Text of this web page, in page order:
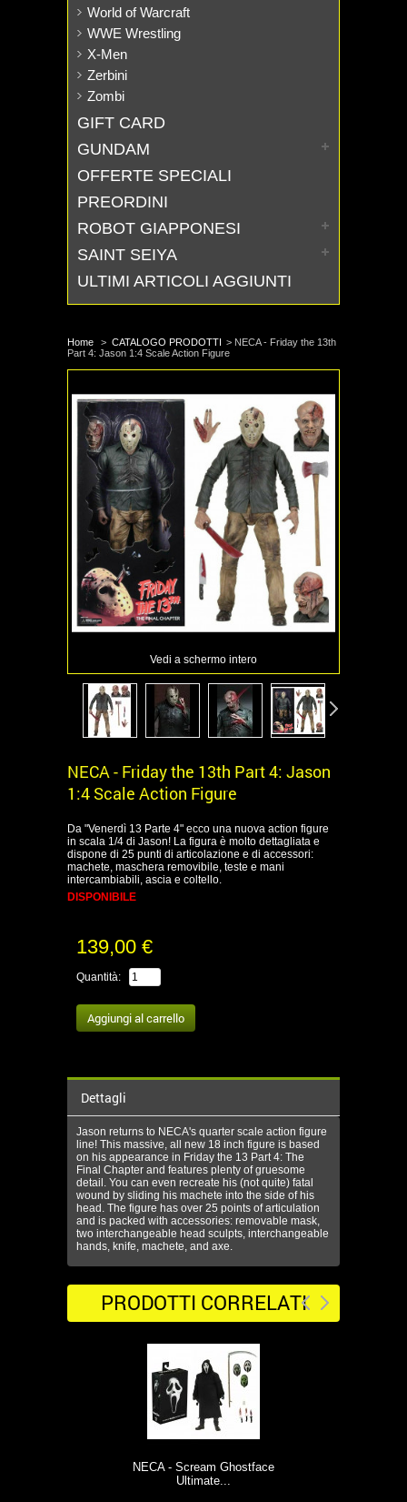
World of Warcraft
WWE Wrestling
X-Men
Zerbini
Zombi
GIFT CARD
GUNDAM
OFFERTE SPECIALI
PREORDINI
ROBOT GIAPPONESI
SAINT SEIYA
ULTIMI ARTICOLI AGGIUNTI
Home > CATALOGO PRODOTTI > NECA - Friday the 13th
Part 4: Jason 1:4 Scale Action Figure
Vedi a schermo intero
NECA - Friday the 13th Part 4: Jason
1:4 Scale Action Figure
Da "Venerdì 13 Parte 4" ecco una nuova action figure
in scala 1/4 di Jason! La figura è molto dettagliata e
dispone di 25 punti di articolazione e di accessori:
machete, maschera removibile, teste e mani
intercambiabili, ascia e coltello.
DISPONIBILE
139,00 €
Quantità:
Dettagli
Jason returns to NECA's quarter scale action figure
line! This massive, all new 18 inch figure is based
on his appearance in Friday the 13 Part 4: The
Final Chapter and features plenty of gruesome
detail. You can even recreate his (not quite) fatal
wound by sliding his machete into the side of his
head. The figure has over 25 points of articulation
and is packed with accessories: removable mask,
two interchangeable head sculpts, interchangeable
hands, knife, machete, and axe.
PRODOTTI CORRELATI
NECA - Scream Ghostface
Ultimate...